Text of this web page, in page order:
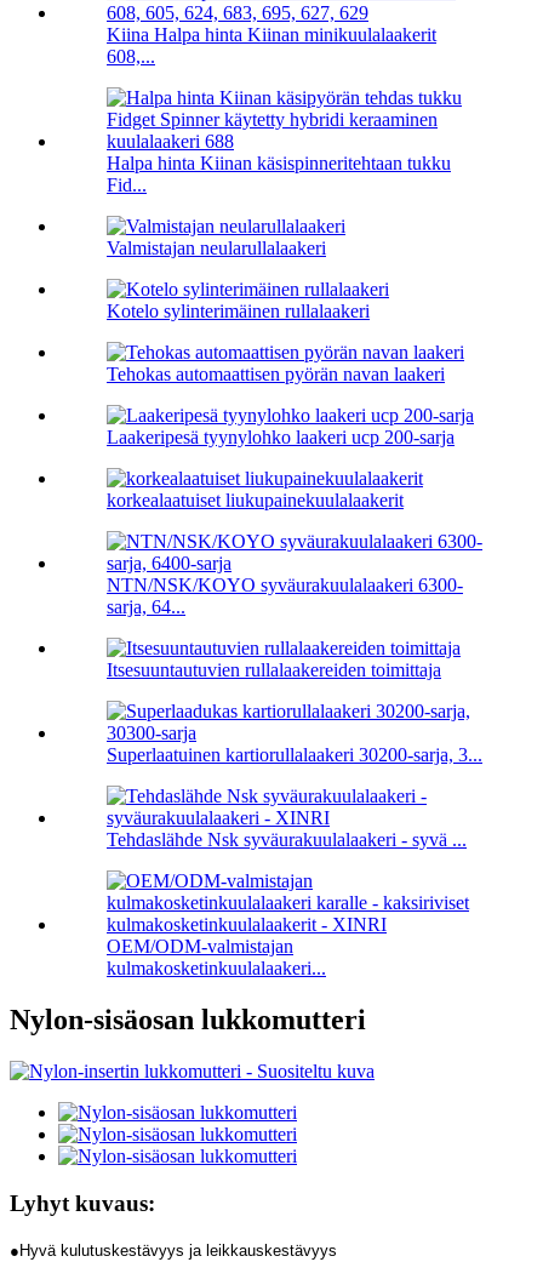
Kiina Halpa hinta Kiinan minikuulalaakerit
608,...
Halpa hinta Kiinan käsispinneritehtaan tukku
Fid...
Valmistajan neularullalaakeri
Kotelo sylinterimäinen rullalaakeri
Tehokas automaattisen pyörän navan laakeri
Laakeripesä tyynylohko laakeri ucp 200-sarja
korkealaatuiset liukupainekuulalaakerit
NTN/NSK/KOYO syväurakuulalaakeri 6300-
sarja, 64...
Itsesuuntautuvien rullalaakereiden toimittaja
Superlaatuinen kartiorullalaakeri 30200-sarja, 3...
Tehdaslähde Nsk syväurakuulalaakeri - syvä ...
OEM/ODM-valmistajan
kulmakosketinkuulalaakeri...
Nylon-sisäosan lukkomutteri
Lyhyt kuvaus:
●Hyvä kulutuskestävyys ja leikkauskestävyys